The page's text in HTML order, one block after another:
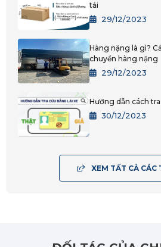
Kon Tum
Lâm Đồng
TPHCM
Bình Dương
Đồng Nai
Tây Ninh
tải
29/12/2023
Hàng nặng là gì?
chuyển hàng nặng
29/12/2023
Hướng dẫn cách
30/12/2023
XEM TẤT CẢ CÁC